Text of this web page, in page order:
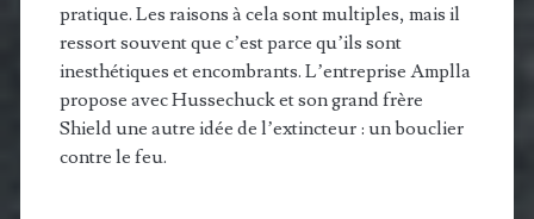
pratique. Les raisons à cela sont multiples, mais il
ressort souvent que c’est parce qu’ils sont
inesthétiques et encombrants. L’entreprise Amplla
propose avec Hussechuck et son grand frère
Shield une autre idée de l’extincteur : un bouclier
contre le feu.